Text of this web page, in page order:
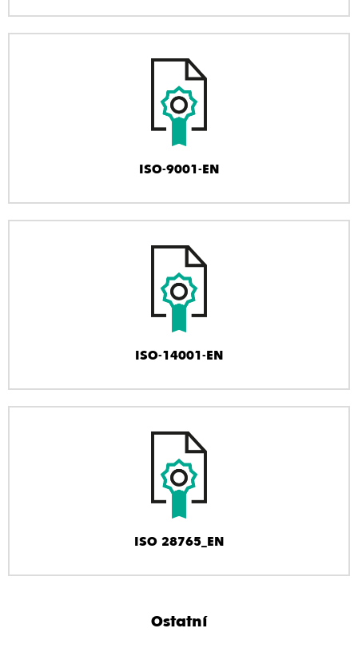
ISO-9001-EN
ISO-14001-EN
ISO 28765_EN
Ostatní